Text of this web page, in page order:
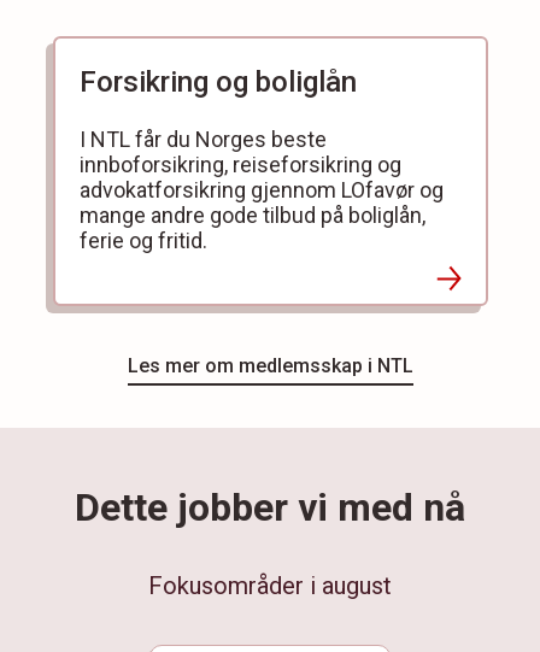
Forsikring og boliglån
I NTL får du Norges beste
innboforsikring, reiseforsikring og
advokatforsikring gjennom LOfavør og
mange andre gode tilbud på boliglån,
ferie og fritid.
Les mer om medlemsskap i NTL
Dette jobber vi med nå
Fokusområder i august